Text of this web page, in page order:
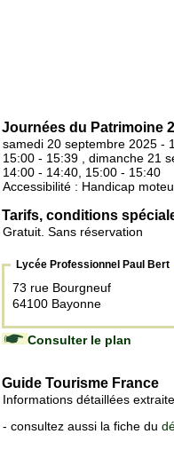
Journées du Patrimoine
samedi 20 septembre 2025 -
15:00 - 15:39 , dimanche 21
14:00 - 14:40, 15:00 - 15:40
Accessibilité : Handicap
Tarifs, conditions
Gratuit. Sans réservation
Lycée Professionnel Paul Bert
73 rue Bourgneuf
64100 Bayonne
Consulter le plan
Guide Tourisme France
Informations détaillées
- consultez aussi la fiche du